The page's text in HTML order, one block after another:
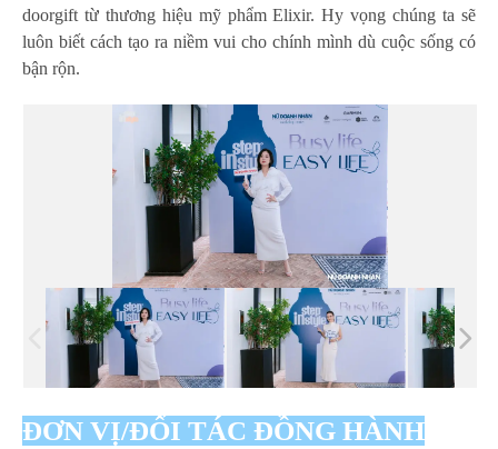
doorgift từ thương hiệu mỹ phẩm Elixir. Hy vọng chúng ta sẽ
luôn biết cách tạo ra niềm vui cho chính mình dù cuộc sống có
bận rộn.
ĐƠN VỊ/ĐỐI TÁC ĐỒNG HÀNH